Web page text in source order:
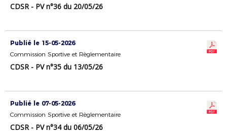
CDSR - PV n°36 du 20/05/26
Publié le 15-05-2026
Commission Sportive et Règlementaire
CDSR - PV n°35 du 13/05/26
Publié le 07-05-2026
Commission Sportive et Règlementaire
CDSR - PV n°34 du 06/05/26